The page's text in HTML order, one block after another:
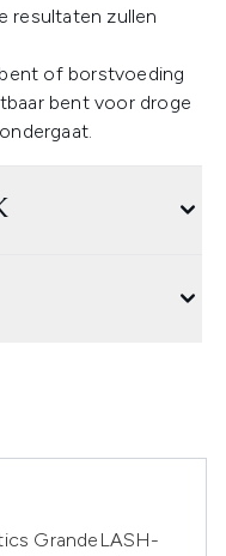
resultaten zullen
of borstvoeding
bent voor droge
GrandeLASH-